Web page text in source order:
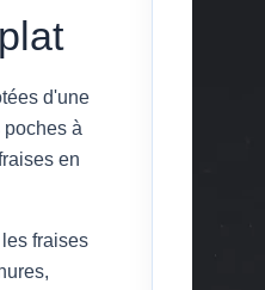
d'une
à
en
fraises